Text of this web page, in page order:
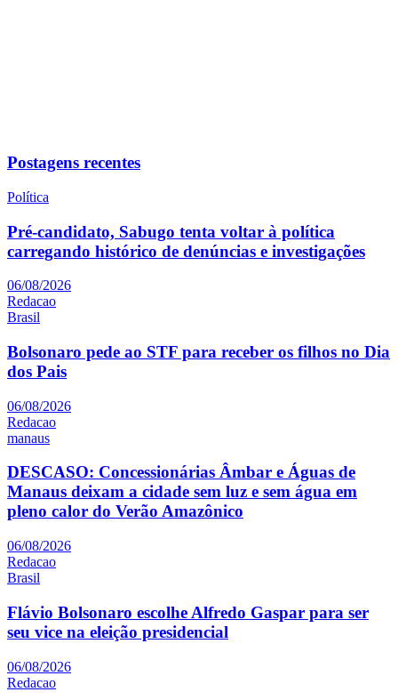
Postagens recentes
Política
Pré-candidato, Sabugo tenta voltar à política
carregando histórico de denúncias e investigações
06/08/2026
Redacao
Brasil
Bolsonaro pede ao STF para receber os filhos no Dia
dos Pais
06/08/2026
Redacao
manaus
DESCASO: Concessionárias Âmbar e Águas de
Manaus deixam a cidade sem luz e sem água em
pleno calor do Verão Amazônico
06/08/2026
Redacao
Brasil
Flávio Bolsonaro escolhe Alfredo Gaspar para ser
seu vice na eleição presidencial
06/08/2026
Redacao